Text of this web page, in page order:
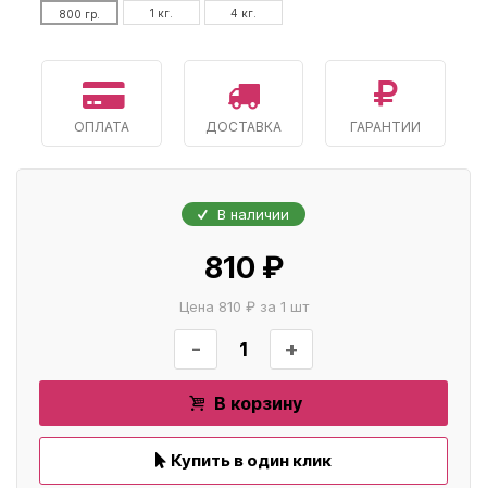
800 гр. 1 кг. 4 кг.
ОПЛАТА ДОСТАВКА ГАРАНТИИ
В наличии
810 ₽
Цена 810 ₽ за 1 шт
- +
В корзину
Купить в один клик